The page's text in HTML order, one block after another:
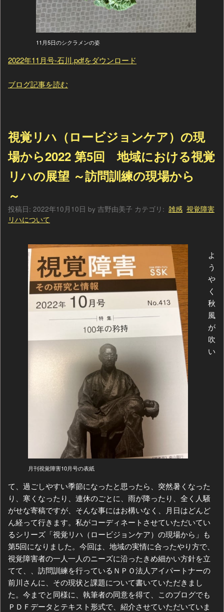
11月5日のシクラメンの姿
2022年11月号-石川.pdfをダウンロード
ブログ記事を読む
視覚リハ（ロービジョンケア）の現
場から2022 第5回 地域における視覚
リハの展望 ～訪問訓練の現場から
～
投稿日: 2022年10月10日 by 吉野由美子 カテゴリ: 雑感 視覚障害
リハについて
月刊視覚障害10月号の表紙
よ
う
や
く
秋
風
が
吹
い
て、過ごしやすい季節になったと思ったら、突然暑くなった
り、寒くなったり、連休のごとに、雨が降ったり、全く人騒
がせな寄稿ですが、そんな事にはお構いなく、月日はどんど
ん経って行きます。私がコーディネートさせていただいてい
るシリーズ「視覚リハ（ロービジョンケア）の現場から」も
第5回になりました。今回は、地域の実情に合ったやり方で、
視覚障害者の一人一人のニーズに沿ったきめ細かい方針を立
てて、、訪問訓練を行っているＮＰＯ法人アイパートナーの
前川さんに、その現状と課題について書いていただきまし
た。今までと同様に、執筆者の同意を得て、このブログでも
ＰＤＦデータとテキスト形式で、紹介させていただいていま